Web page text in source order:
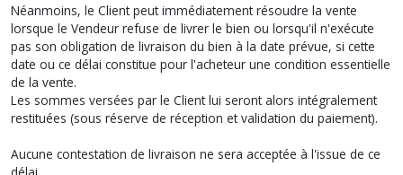
Néanmoins, le Client peut immédiatement résoudre la vente
lorsque le Vendeur refuse de livrer le bien ou lorsqu'il n'exécute
pas son obligation de livraison du bien à la date prévue, si cette
date ou ce délai constitue pour l'acheteur une condition essentielle
de la vente.
Les sommes versées par le Client lui seront alors intégralement
restituées (sous réserve de réception et validation du paiement).
Aucune contestation de livraison ne sera acceptée à l'issue de ce
délai.